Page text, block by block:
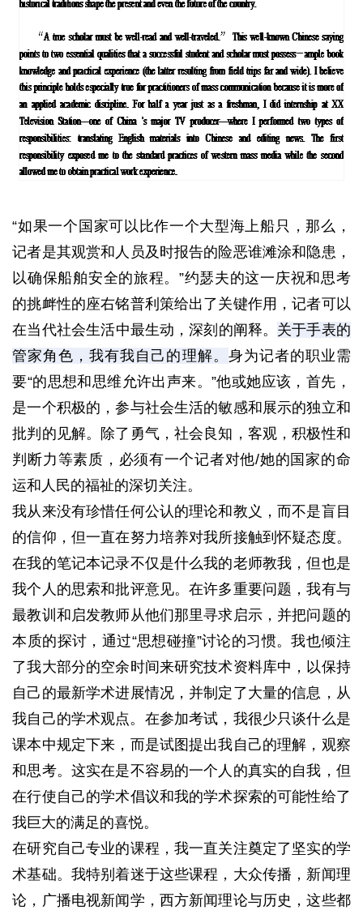
“如果一个国家可以比作一个大型海上船只，那么，
记者是其观赏和人员及时报告的险恶谁滩涂和隐患，
以确保船舶安全的旅程。”约瑟夫的这一庆祝和思考
的挑衅性的座右铭普利策给出了关键作用，记者可以
在当代社会生​​活​​中最生动，深刻的阐释。 关于手表的
管家角色，我有我自己的理解。 身为记者的职业需
要“的思想和思维允许出声来。”他或她应该，首先，
是一个积极的，参与社会生活的敏感和展示的独立和
批判的见解。
除了勇气，社会良知，客观，积极性和
判断力等素质，必须有一个记者对他/她的国家的命
运和人民的福祉的深切关注。
我从来没有珍惜任何公认的理论和教义，而不是盲目
的信仰，但一直在努力培养对我所接触到怀疑态度。
在我的笔记本记录不仅是什么我的老师教我，但也是
我个人的思索和批评意见。在许多重要问题，我有与
最教训和启发教师从他们那里寻求启示，并把问题的
本质的探讨，通过“思想碰撞”讨论的习惯。我也倾注
了我大部分的空余时间来研究技术资料库中，以保持
自己的最新学术进展情况，并制定了大量的信息，从
我自己的学术观点。 在参加考试，我很少只谈​​什么是
课本中规定下来，而是试图提出我自己的理解，观察
和思考。 这实在是不容易的一个人的真实的自我，但
在行使自己的学术倡议和我的学术探索的可能性给了
我巨大的满足的喜悦。
在研究自己专业的课程，我一直关注奠定了坚实的学
术基础。 我特别着迷于这些课程，大众传播，新闻理
论，广播电视新闻学，西方新闻理论与历史，这些都